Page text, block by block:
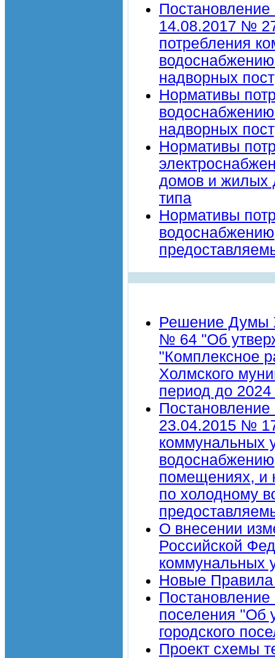
Постановление
14.08.2017 №
потребления
водоснабжению
надворных
Нормативы
водоснабжению
надворных
Нормативы
домов и жилых
типа
Нормативы
Решение Думы
№ 64 "Об
"Комплексное
Холмского
период до 2024
Постановление
23.04.2015 №
коммунальных
помещениях, и
по холодному
О внесении
Российской
коммунальных
Новые Правила
поселения "Об
городского
Проект схемы